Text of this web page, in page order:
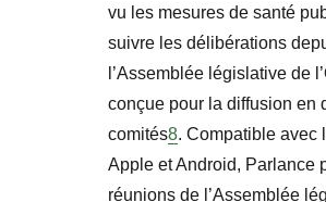
vu les mesures de santé
suivre les délibérations
l’Assemblée législative de
conçue pour la diffusion en
comités8. Compatible avec
Apple et Android, Parlance
réunions de l’Assemblée